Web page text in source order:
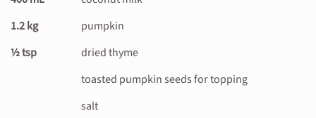
1.2 kg
pumpkin
½ tsp
dried thyme
toasted pumpkin seeds for topping
salt